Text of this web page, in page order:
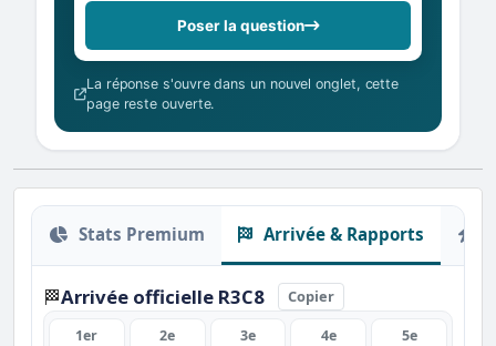
Poser la question
La réponse s'ouvre dans un nouvel onglet, cette
page reste ouverte.
Stats Premium Arrivée & Rapports
🏁Arrivée officielle R3C8 Copier
1er 2e 3e 4e 5e